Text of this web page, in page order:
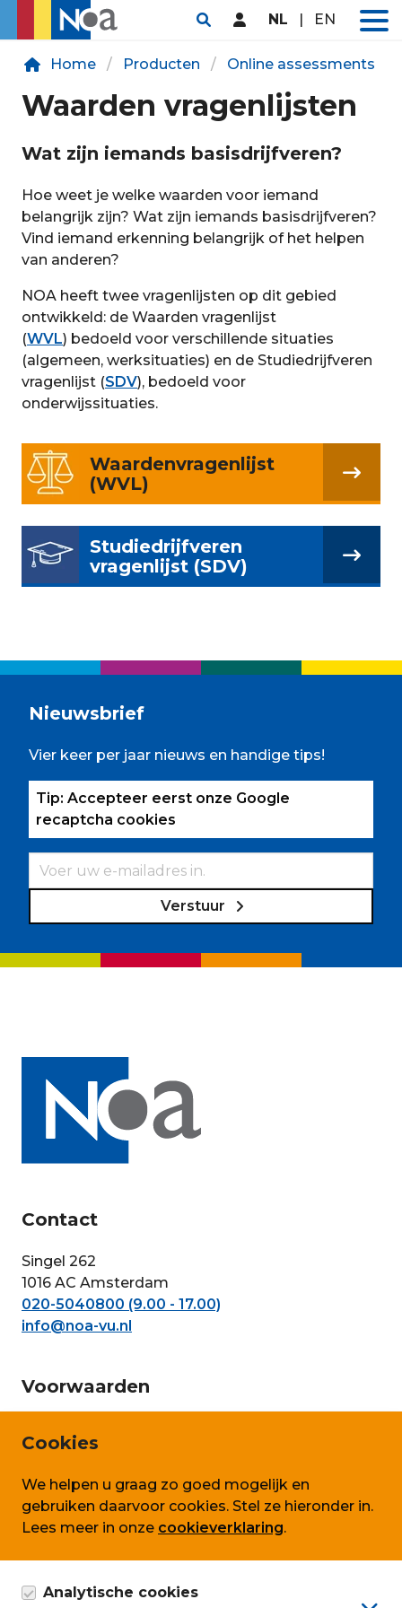
NL | EN
Home Producten Online assessments
Waarden vragenlijsten
Wat zijn iemands basisdrijfveren?
Hoe weet je welke waarden voor iemand
belangrijk zijn? Wat zijn iemands basisdrijfveren?
Vind iemand erkenning belangrijk of het helpen
van anderen?
NOA heeft twee vragenlijsten op dit gebied
ontwikkeld: de Waarden vragenlijst
(WVL) bedoeld voor verschillende situaties
(algemeen, werksituaties) en de Studiedrijfveren
vragenlijst (SDV), bedoeld voor
onderwijssituaties.
Waardenvragenlijst
(WVL)
Studiedrijfveren
vragenlijst (SDV)
Nieuwsbrief
Vier keer per jaar nieuws en handige tips!
Tip: Accepteer eerst onze Google
recaptcha cookies
Verstuur
Contact
Singel 262
1016 AC Amsterdam
020-5040800 (9.00 - 17.00)
info@noa-vu.nl
Voorwaarden
Algemene voorwaarden SLA
Cookies
We helpen u graag zo goed mogelijk en
gebruiken daarvoor cookies. Stel ze hieronder in.
Lees meer in onze cookieverklaring.
Analytische cookies